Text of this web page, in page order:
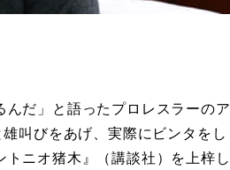
だ」と語ったプロレスラーのア
叫びをあげ、実際にビンタをし
ニオ猪木』（講談社）を上梓し